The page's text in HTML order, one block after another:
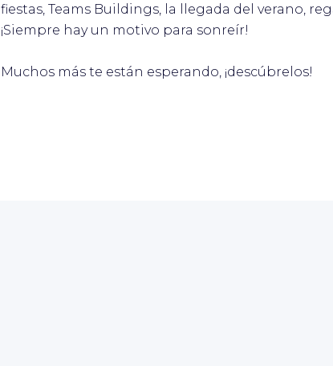
fiestas, Teams Buildings, la llegada del verano,
¡Siempre hay un motivo para sonreír!
Muchos más te están esperando, ¡descúbrelos!